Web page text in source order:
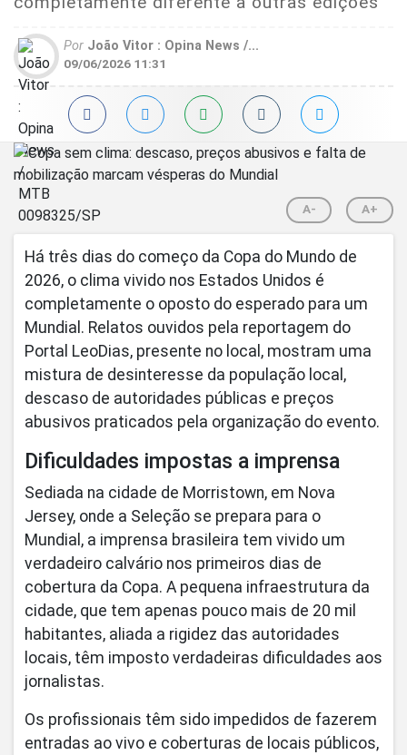
Por João Vitor : Opina News /...
09/06/2026 11:31
A- A+
Há três dias do começo da Copa do Mundo de
2026, o clima vivido nos Estados Unidos é
completamente o oposto do esperado para um
Mundial. Relatos ouvidos pela reportagem do
Portal LeoDias, presente no local, mostram uma
mistura de desinteresse da população local,
descaso de autoridades públicas e preços
abusivos praticados pela organização do evento.
Dificuldades impostas a imprensa
Sediada na cidade de Morristown, em Nova
Jersey, onde a Seleção se prepara para o
Mundial, a imprensa brasileira tem vivido um
verdadeiro calvário nos primeiros dias de
cobertura da Copa. A pequena infraestrutura da
cidade, que tem apenas pouco mais de 20 mil
habitantes, aliada a rigidez das autoridades
locais, têm imposto verdadeiras dificuldades aos
jornalistas.
Os profissionais têm sido impedidos de fazerem
entradas ao vivo e coberturas de locais públicos,